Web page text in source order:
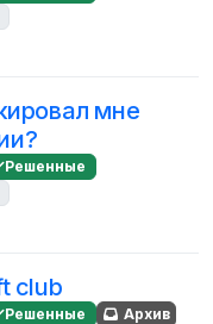
мне
Решенные
club
Решенные Архив